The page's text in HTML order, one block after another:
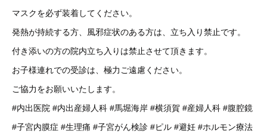
マスクを必ず装着してください。
発熱が持続する方、風邪症状のある方は、立ち入り禁止です。
付き添いの方の院内立ち入りは禁止させて頂きます。
お子様連れでの受診は、極力ご遠慮ください。
ご協力をお願いいたします。
#内出医院 #内出産婦人科 #馬堀海岸 #横須賀 #産婦人科 #腹腔鏡
#子宮内膜症 #生理痛 #子宮がん検診 #ピル #避妊 #ホルモン療法